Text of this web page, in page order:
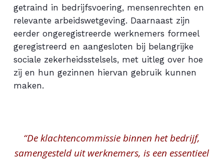
getraind in bedrijfsvoering, mensenrechten en
relevante arbeidswetgeving. Daarnaast zijn
eerder ongeregistreerde werknemers formeel
geregistreerd en aangesloten bij belangrijke
sociale zekerheidsstelsels, met uitleg over hoe
zij en hun gezinnen hiervan gebruik kunnen
maken.
“De klachtencommissie binnen het bedrijf,
samengesteld uit werknemers, is een essentieel